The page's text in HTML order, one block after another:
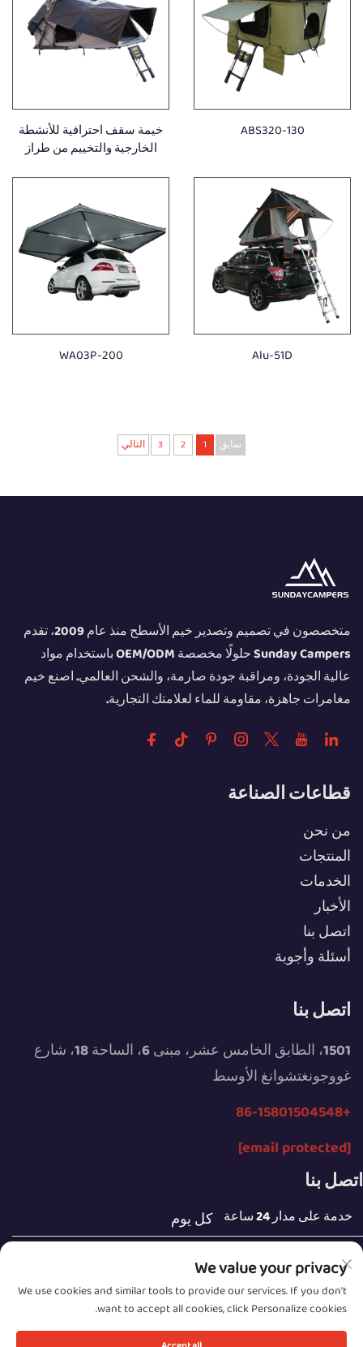
ABS320-130
خيمة سقف احترافية للأنشطة
الخارجية والتخييم من طراز
مصنوعة من الألومنيوم، مناسبة
للمركبات ذات الدفع الرباعي
إكسسوارات للقيادة خارج
الطرق
Alu-51D
WA03P-200
سابق 1
2
3 التالي
متخصصون في تصميم وتصدير خيم الأسطح منذ عام 2009، تقدم
Sunday Campers حلولًا مخصصة OEM/ODM باستخدام مواد
عالية الجودة، ومراقبة جودة صارمة، والشحن العالمي. اصنع خيم
مغامرات جاهزة، مقاومة للماء لعلامتك التجارية.
قطاعات الصناعة
من نحن
المنتجات
الخدمات
الأخبار
اتصل بنا
أسئلة وأجوبة
اتصل بنا
1501، الطابق الخامس عشر، مبنى 6، الساحة 18، شارع
غووجونغتشوانغ الأوسط
+86-15801504548
[email protected]
اتصل بنا
كل يوم خدمة على مدار 24 ساعة
حقوق النشر © 2025 ملكية شركة Beijing Sunday Campers
We value your privacy
We use cookies and similar tools to provide our services. If you don't
want to accept all cookies, click Personalize cookies.